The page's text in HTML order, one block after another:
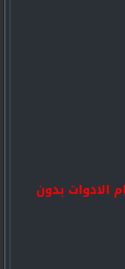
الادوات بدون